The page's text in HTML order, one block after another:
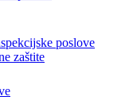
pomoć
poslove
zaštite